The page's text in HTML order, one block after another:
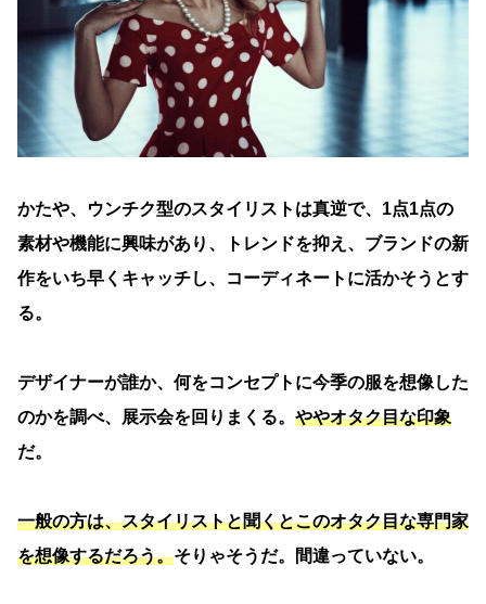
かたや、ウンチク型のスタイリストは真逆で、1点1点の
素材や機能に興味があり、トレンドを抑え、ブランドの新
作をいち早くキャッチし、コーディネートに活かそうとす
る。
デザイナーが誰か、何をコンセプトに今季の服を想像した
のかを調べ、展示会を回りまくる。 ややオタク目な印象
だ。
一般の方は、スタイリストと聞くとこのオタク目な専門家
を想像するだろう。そりゃそうだ。間違っていない。